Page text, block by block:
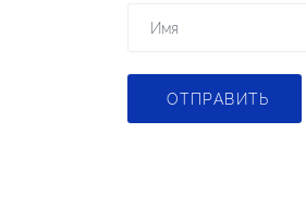
ОТПРАВИТЬ